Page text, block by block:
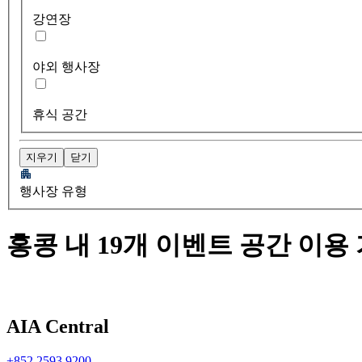
강연장
야외 행사장
휴식 공간
지우기 닫기
행사장 유형
홍콩 내 19개 이벤트 공간 이용
AIA Central